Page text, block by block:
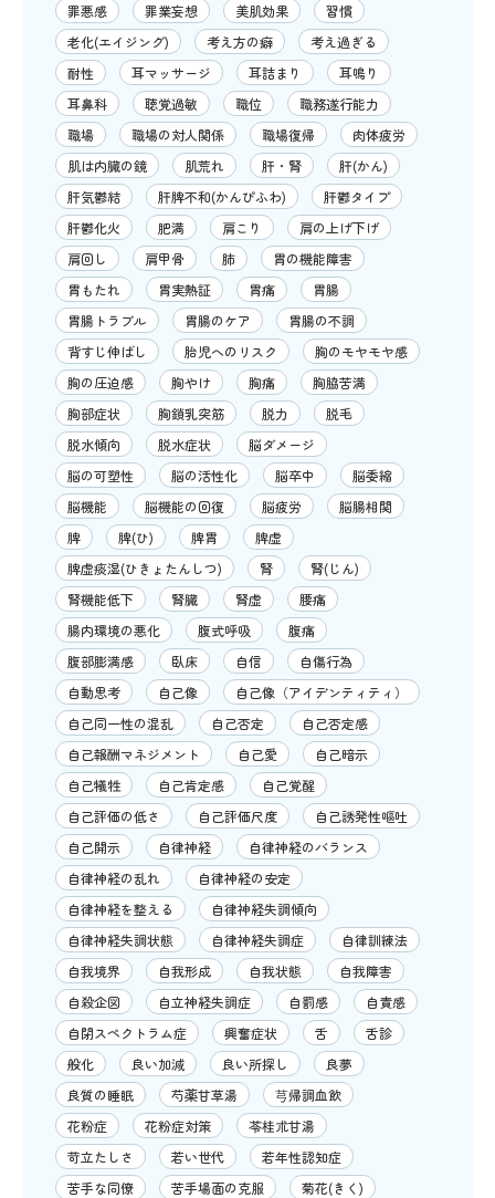
罪悪感
罪業妄想 美肌効果
習慣
老化(エイジング)
考え方の癖
考え過ぎる
耐性
耳マッサージ 耳詰まり
耳鳴り
耳鼻科
聴覚過敏 職位
職務遂行能力
職場
職場の対人関係 職場復帰
肉体疲労
肌は内臓の鏡
肌荒れ 肝・腎
肝(かん)
肝気鬱結
肝脾不和(かんぴふわ)
肝鬱タイプ
肝鬱化火
肥満 肩こり
肩の上げ下げ
肩回し
肩甲骨 肺
胃の機能障害
胃もたれ
胃実熱証 胃痛
胃腸
胃腸トラブル
胃腸のケア
胃腸の不調
背すじ伸ばし
胎児へのリスク
胸のモヤモヤ感
胸の圧迫感
胸やけ 胸痛
胸脇苦満
胸部症状
胸鎖乳突筋 脱力
脱毛
脱水傾向
脱水症状
脳ダメージ
脳の可塑性
脳の活性化 脳卒中
脳委縮
脳機能
脳機能の回復 脳疲労
脳腸相関
脾
脾(ひ) 脾胃
脾虚
脾虚痰湿(ひきょたんしつ)
腎
腎(じん)
腎機能低下
腎臓 腎虚
腰痛
腸内環境の悪化
腹式呼吸
腹痛
腹部膨満感
臥床 自信
自傷行為
自動思考
自己像
自己像（アイデンティティ）
自己同一性の混乱
自己否定
自己否定感
自己報酬マネジメント
自己愛
自己暗示
自己犠牲
自己肯定感
自己覚醒
自己評価の低さ
自己評価尺度
自己誘発性嘔吐
自己開示
自律神経
自律神経のバランス
自律神経の乱れ
自律神経の安定
自律神経を整える
自律神経失調傾向
自律神経失調状態
自律神経失調症
自律訓練法
自我境界
自我形成 自我状態
自我障害
自殺企図
自立神経失調症 自罰感
自責感
自閉スペクトラム症
興奮症状 舌
舌診
般化
良い加減 良い所探し
良夢
良質の睡眠
芍薬甘草湯
芎帰調血飲
花粉症
花粉症対策
苓桂朮甘湯
苛立たしさ
若い世代
若年性認知症
苦手な同僚
苦手場面の克服
菊花(きく)